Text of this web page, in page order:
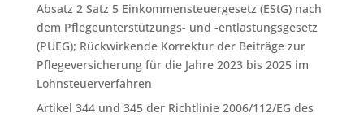
Absatz 2 Satz 5 Einkommensteuergesetz (EStG) nach
dem Pflegeunterstützungs- und -entlastungsgesetz
(PUEG); Rückwirkende Korrektur der Beiträge zur
Pflegeversicherung für die Jahre 2023 bis 2025 im
Lohnsteuerverfahren
Artikel 344 und 345 der Richtlinie 2006/112/EG des